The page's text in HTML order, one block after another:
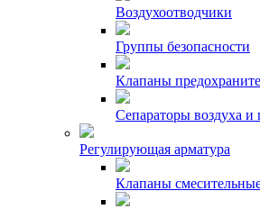
Воздухоотводчики
Группы безопасности
Клапаны
Сепараторы воздуха и
Регулирующая арматура
Клапаны